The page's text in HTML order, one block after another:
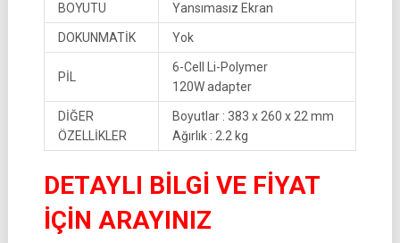
BOYUTU
Yansımasız Ekran
DOKUNMATİK Yok
PİL
6-Cell Li-Polymer
120W adapter
DİĞER
ÖZELLİKLER
Boyutlar : 383 x 260 x 22 mm
Ağırlık : 2.2 kg
DETAYLI BİLGİ VE FİYAT
İÇİN ARAYINIZ